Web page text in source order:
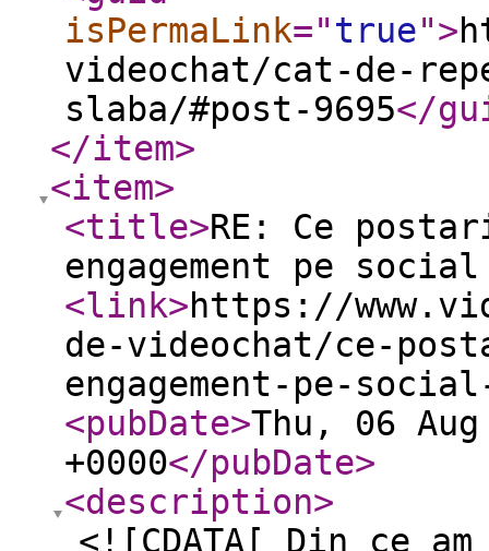
isPermaLink="true">
videochat/cat-de-
slaba/#post-9695</
</item>
<item>
<title>RE: Ce
engagement pe social
<link>https://
de-videochat/ce-
engagement-pe-
<pubDate>Thu, 06
+0000</pubDate>
<description>
<![CDATA[ Din ce